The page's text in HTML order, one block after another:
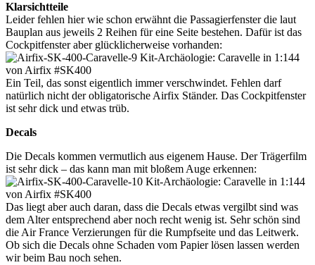
Klarsichtteile
Leider fehlen hier wie schon erwähnt die Passagierfenster die laut
Bauplan aus jeweils 2 Reihen für eine Seite bestehen. Dafür ist das
Cockpitfenster aber glücklicherweise vorhanden:
Ein Teil, das sonst eigentlich immer verschwindet. Fehlen darf
natürlich nicht der obligatorische Airfix Ständer. Das Cockpitfenster
ist sehr dick und etwas trüb.
Decals
Die Decals kommen vermutlich aus eigenem Hause. Der Trägerfilm
ist sehr dick – das kann man mit bloßem Auge erkennen:
Das liegt aber auch daran, dass die Decals etwas vergilbt sind was
dem Alter entsprechend aber noch recht wenig ist. Sehr schön sind
die Air France Verzierungen für die Rumpfseite und das Leitwerk.
Ob sich die Decals ohne Schaden vom Papier lösen lassen werden
wir beim Bau noch sehen.